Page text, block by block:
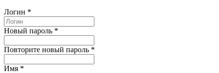
Логин *
Новый пароль *
Повторите новый пароль *
Имя *